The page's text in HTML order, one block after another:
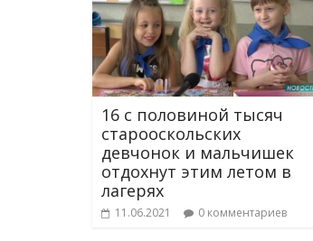
16 с половиной тысяч
старооскольских
девчонок и мальчишек
отдохнут этим летом в
лагерях
11.06.2021 0 комментариев